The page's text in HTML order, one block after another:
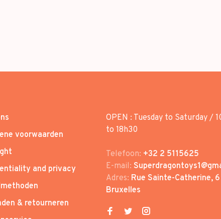
voorwaarden
and privacy
& retourneren
OPEN : Tuesday to Saturday /
to 18h30
Telefoon: +32 2 5115625
E-mail:
Adres: Rue Sainte-Catherine,
Bruxelles